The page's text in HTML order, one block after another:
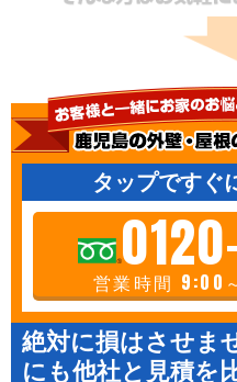
タップですぐ
営業時間 9:00
絶対に損はさせま
にも他社と見積を